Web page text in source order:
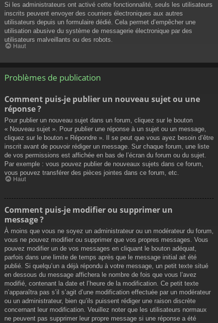
Si les administrateurs ont activé cette fonctionnalité, seuls les utilisateurs
inscrits peuvent envoyer des courriers électroniques aux autres
utilisateurs depuis un formulaire dédié. Cela permet d’empêcher une
utilisation abusive du système de messagerie électronique par des
utilisateurs malveillants ou des robots.
Haut
Problèmes de publication
Comment puis-je publier un nouveau sujet ou une
réponse ?
Pour publier un nouveau sujet dans un forum, cliquez sur le bouton
« Nouveau sujet ». Pour publier une réponse à un sujet ou un message,
cliquez sur le bouton « Répondre ». Il se peut que vous ayez besoin d’être
inscrit avant de pouvoir rédiger un message. Sur chaque forum, une liste
de vos permissions est affichée en bas de l’écran du forum ou du sujet.
Par exemple : vous pouvez publier de nouveaux sujets dans ce forum,
vous pouvez transférer des pièces jointes dans ce forum, etc.
Haut
Comment puis-je modifier ou supprimer un
message ?
À moins que vous ne soyez un administrateur ou un modérateur du forum,
vous ne pouvez modifier ou supprimer que vos propres messages. Vous
pouvez modifier un de vos messages en cliquant le bouton adéquat,
parfois dans une limite de temps après que le message initial ait été
publié. Si quelqu’un a déjà répondu à votre message, un petit texte situé
en dessous du message affichera le nombre de fois que vous l’avez
modifié, contenant la date et l’heure de la modification. Ce petit texte
n’apparaîtra pas s’il s’agit d’une modification effectuée par un modérateur
ou un administrateur, bien qu’ils puissent rédiger une raison discrète
concernant leur modification. Veuillez noter que les utilisateurs normaux
ne peuvent pas supprimer leur propre message si une réponse a été